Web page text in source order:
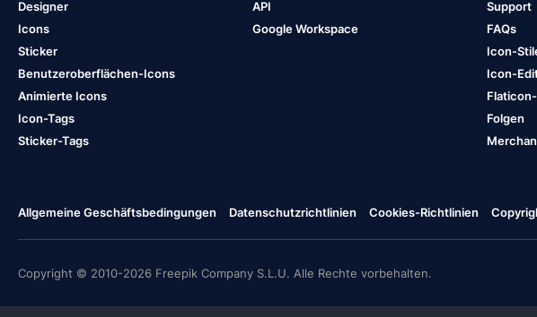
Designer
Icons
Sticker
Benutzeroberflächen-Icons
Animierte Icons
Icon-Tags
Sticker-Tags
API
Google Workspace
Support
FAQs
Icon-
Icon-
Folgen
Allgemeine Geschäftsbedingungen Datenschutzrichtlinien Cookies-Richtlinien
Copyright © 2010-2026 Freepik Company S.L.U. Alle Rechte vorbehalten.